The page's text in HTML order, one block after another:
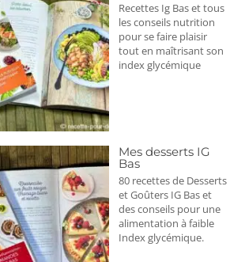
Recettes Ig Bas et tous
les conseils nutrition
pour se faire plaisir
tout en maîtrisant son
index glycémique
Mes desserts IG
Bas
80 recettes de Desserts
et Goûters IG Bas et
des conseils pour une
alimentation à faible
Index glycémique.